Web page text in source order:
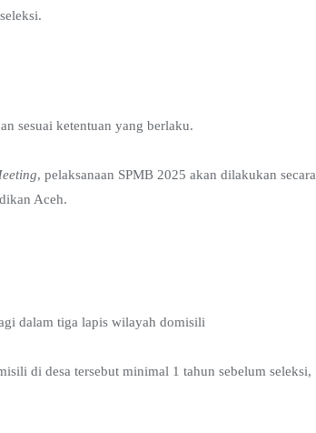
sesuai ketentuan yang berlaku.
, pelaksanaan SPMB 2025 akan dilakukan secara
Aceh.
dalam tiga lapis wilayah domisili
di desa tersebut minimal 1 tahun sebelum seleksi,